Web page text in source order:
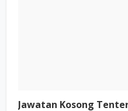
Jawatan Kosong